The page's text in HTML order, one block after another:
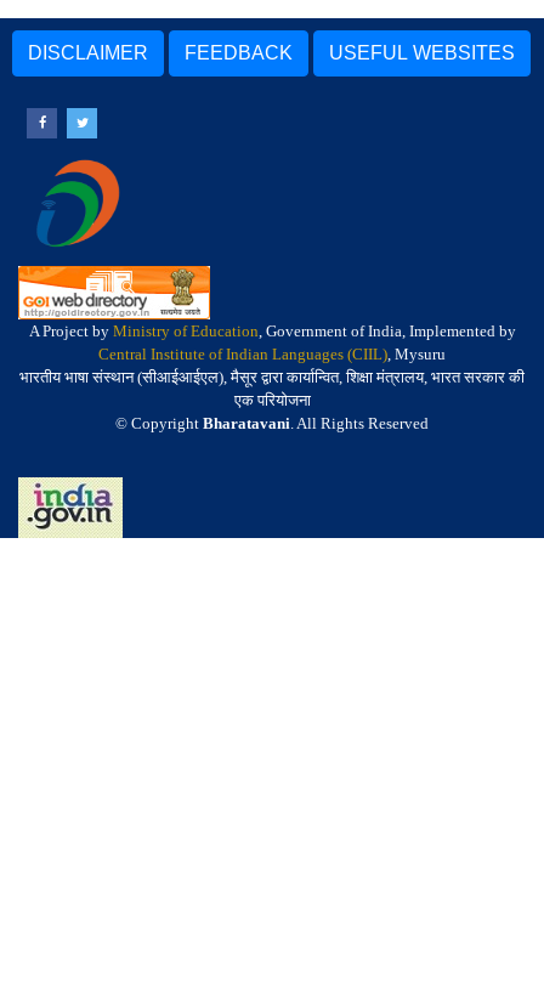
DISCLAIMER FEEDBACK USEFUL WEBSITES
A Project by Ministry of Education, Government of India, Implemented by
Central Institute of Indian Languages (CIIL), Mysuru
भारतीय भाषा संस्थान (सीआईआईएल), मैसूर द्वारा कार्यान्वित, शिक्षा मंत्रालय, भारत सरकार की
एक परियोजना
© Copyright Bharatavani. All Rights Reserved